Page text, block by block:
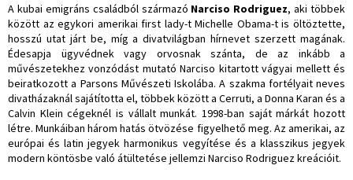
A kubai emigráns családból származó Narciso Rodriguez, aki többek
között az egykori amerikai first lady-t Michelle Obama-t is öltöztette,
hosszú utat járt be, míg a divatvilágban hírnevet szerzett magának.
Édesapja ügyvédnek vagy orvosnak szánta, de az inkább a
művészetekhez vonzódást mutató Narciso kitartott vágyai mellett és
beiratkozott a Parsons Művészeti Iskolába. A szakma fortélyait neves
divatházaknál sajátította el, többek között a Cerruti, a Donna Karan és a
Calvin Klein cégeknél is vállalt munkát. 1998-ban saját márkát hozott
létre. Munkáiban három hatás ötvözése figyelhető meg. Az amerikai, az
európai és latin jegyek harmonikus vegyítése és a klasszikus jegyek
modern köntösbe való átültetése jellemzi Narciso Rodriguez kreációit.